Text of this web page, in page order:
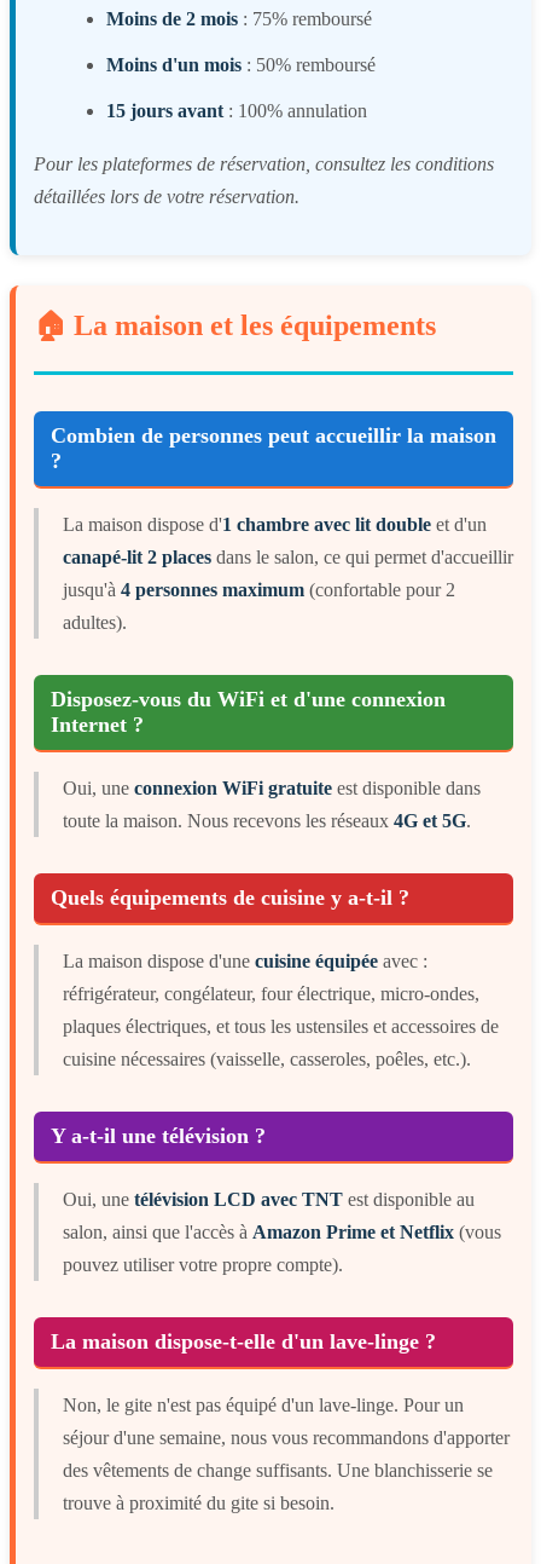
Moins de 2 mois : 75% remboursé
Moins d'un mois : 50% remboursé
15 jours avant : 100% annulation
Pour les plateformes de réservation, consultez les conditions
détaillées lors de votre réservation.
🏠 La maison et les équipements
Combien de personnes peut accueillir la maison
?
La maison dispose d'1 chambre avec lit double et d'un
canapé-lit 2 places dans le salon, ce qui permet d'accueillir
jusqu'à 4 personnes maximum (confortable pour 2
adultes).
Disposez-vous du WiFi et d'une connexion
Internet ?
Oui, une connexion WiFi gratuite est disponible dans
toute la maison. Nous recevons les réseaux 4G et 5G.
Quels équipements de cuisine y a-t-il ?
La maison dispose d'une cuisine équipée avec :
réfrigérateur, congélateur, four électrique, micro-ondes,
plaques électriques, et tous les ustensiles et accessoires de
cuisine nécessaires (vaisselle, casseroles, poêles, etc.).
Y a-t-il une télévision ?
Oui, une télévision LCD avec TNT est disponible au
salon, ainsi que l'accès à Amazon Prime et Netflix (vous
pouvez utiliser votre propre compte).
La maison dispose-t-elle d'un lave-linge ?
Non, le gite n'est pas équipé d'un lave-linge. Pour un
séjour d'une semaine, nous vous recommandons d'apporter
des vêtements de change suffisants. Une blanchisserie se
trouve à proximité du gite si besoin.